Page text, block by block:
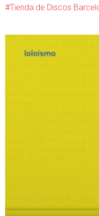
Tienda de Discos